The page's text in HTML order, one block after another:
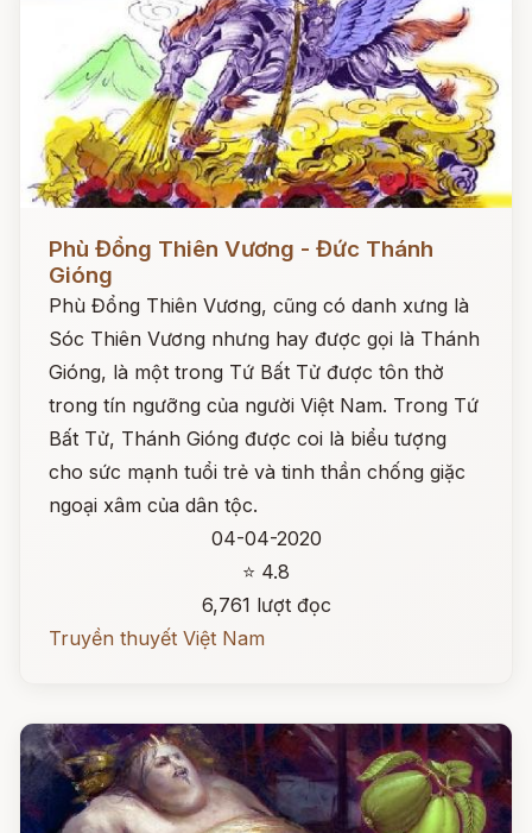
Phù Đổng Thiên Vương - Đức Thánh
Gióng
Phù Đổng Thiên Vương, cũng có danh xưng là
Sóc Thiên Vương nhưng hay được gọi là Thánh
Gióng, là một trong Tứ Bất Tử được tôn thờ
trong tín ngưỡng của người Việt Nam. Trong Tứ
Bất Tử, Thánh Gióng được coi là biểu tượng
cho sức mạnh tuổi trẻ và tinh thần chống giặc
ngoại xâm của dân tộc.
04-04-2020
⭐ 4.8
6,761 lượt đọc
Truyền thuyết Việt Nam